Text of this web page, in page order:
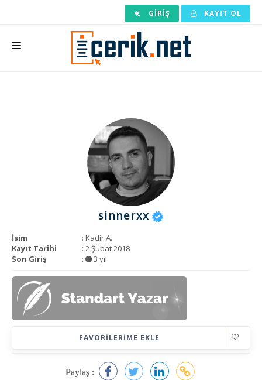
GIRIŞ KAYIT OL
KURUMSAL
sinnerxx
İsim
: Kadir A.
Kayıt Tarihi
: 2 Şubat 2018
Son Giriş
: 3 yıl
FAVORILERIME EKLE
Paylaş :